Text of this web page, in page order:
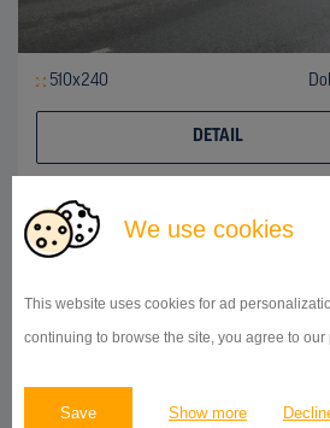
We use cookies
This website uses cookies for ad
continuing to browse the site, you agree to our
Save Show more
510x240
DETAIL
BILLBOARD